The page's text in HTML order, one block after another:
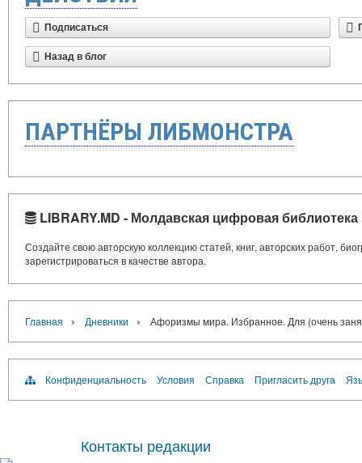
Подписаться
Назад в блог
ПАРТНЁРЫ ЛИБМОНСТРА
LIBRARY.MD - Молдавская цифровая библиотека
Создайте свою авторскую коллекцию статей, книг, авторских работ,
зарегистрироваться в качестве автора.
Главная › Дневники › Афоризмы мира. Избранное. Для (очень
Конфиденциальность Условия Справка Пригласить друга
Контакты редакции